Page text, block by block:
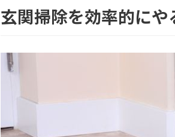
玄関掃除を効率的にや